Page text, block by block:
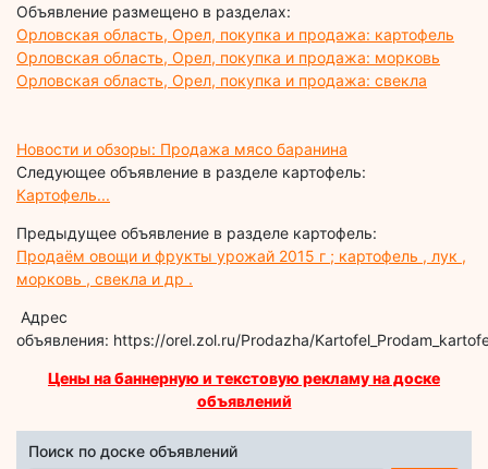
Объявление размещено в разделах:
Орловская область, Орел, покупка и продажа: картофель
Орловская область, Орел, покупка и продажа: морковь
Орловская область, Орел, покупка и продажа: свекла
Новости и обзоры: Продажа мясо баранина
Следующее объявление в разделе картофель:
Картофель...
Предыдущее объявление в разделе картофель:
Продаём овощи и фрукты урожай 2015 г ; картофель , лук ,
морковь , свекла и др .
Адрес
объявления: https://orel.zol.ru/Prodazha/
Цены на баннерную и текстовую рекламу на доске
объявлений
Поиск по доске объявлений